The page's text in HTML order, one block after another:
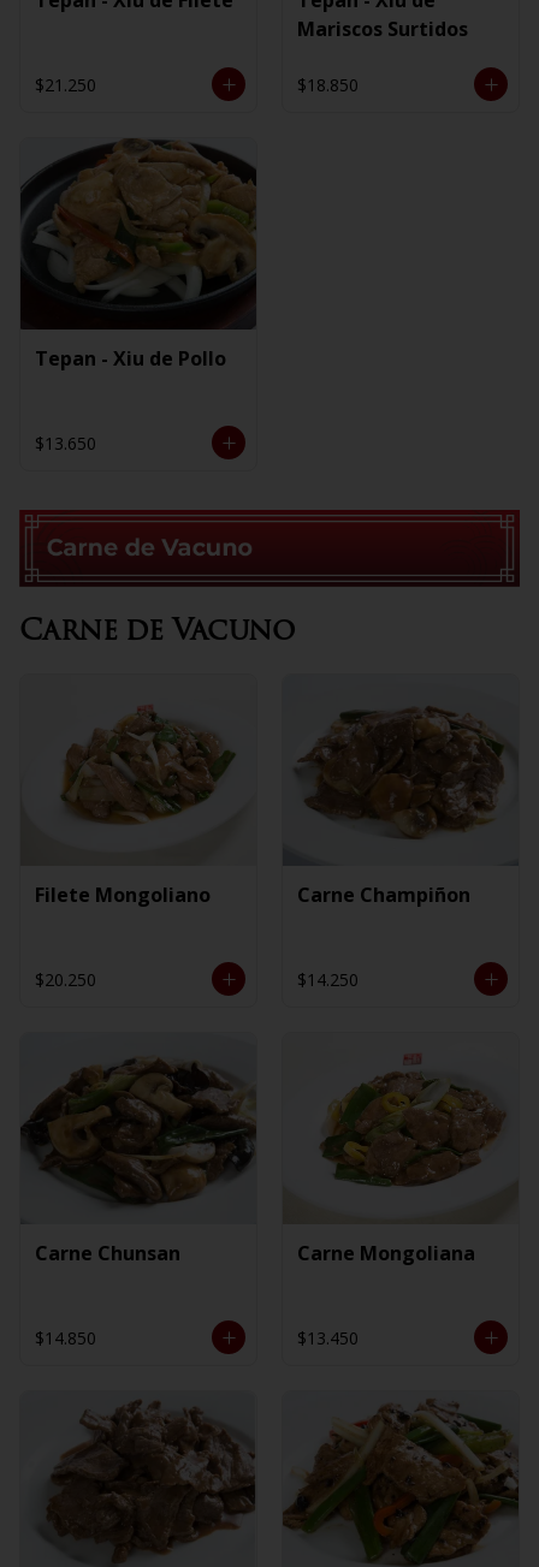
$21.250
Mariscos Surtidos
$18.850
Tepan - Xiu de Pollo
$13.650
Carne de Vacuno
Filete Mongoliano
$20.250
Carne Champiñon
$14.250
Carne Chunsan
$14.850
Carne Mongoliana
$13.450